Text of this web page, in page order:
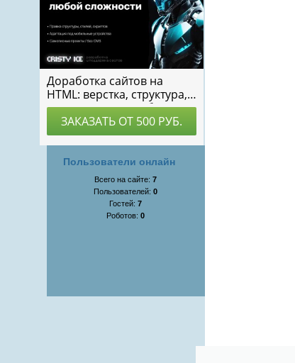
Пользователи онлайн
Всего на сайте:7
Пользователей:0
Гостей:7
Роботов:0